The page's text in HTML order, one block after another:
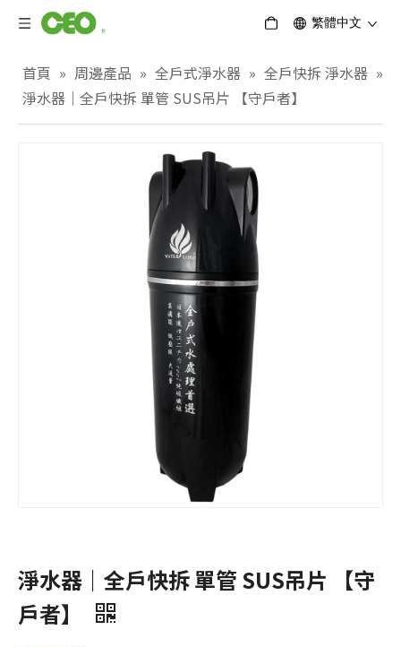
繁體中文
首頁 » 周邊產品 » 全戶式淨水器 » 全戶快拆 淨水器 »
淨水器｜全戶快拆 單管 SUS吊片 【守戶者】
淨水器｜全戶快拆 單管 SUS吊片 【守
戶者】